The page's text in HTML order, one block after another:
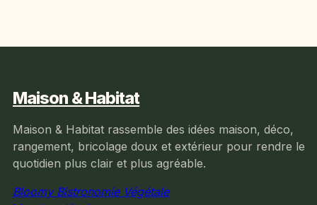
Maison & Habitat
Maison & Habitat rassemble des idées maison, déco,
rangement, bricolage doux et extérieur pour rendre le
quotidien plus clair et plus agréable.
Bloomy Bistronomie Végétale